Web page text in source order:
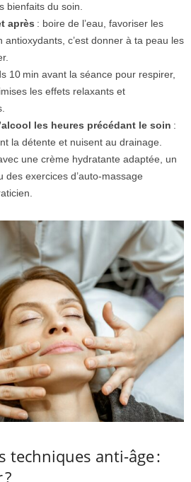
bienfaits du soin.
après : boire de l’eau, favoriser les
antioxydants, c’est donner à ta peau les
10 min avant la séance pour respirer,
les effets relaxants et
les heures précédant le soin :
la détente et nuisent au drainage.
une crème hydratante adaptée, un
exercices d’auto-massage
techniques anti-âge :